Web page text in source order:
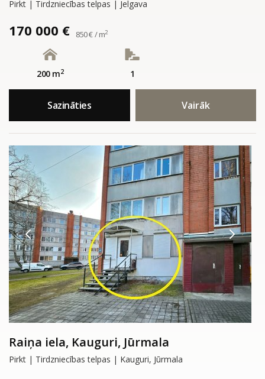
Pirkt | Tirdzniecības telpas | Jelgava
170 000 € 850 € / m2
200 m2 1
Sazināties Vairāk
Raiņa iela, Kauguri, Jūrmala
Pirkt | Tirdzniecības telpas | Kauguri, Jūrmala